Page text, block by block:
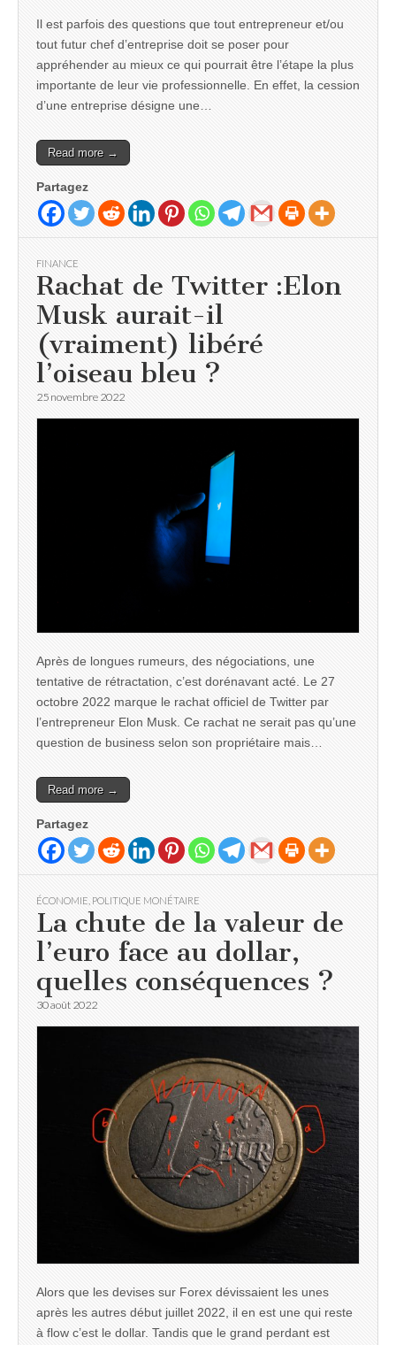
Il est parfois des questions que tout entrepreneur et/ou
tout futur chef d’entreprise doit se poser pour
appréhender au mieux ce qui pourrait être l’étape la plus
importante de leur vie professionnelle. En effet, la cession
d’une entreprise désigne une…
Read more →
Partagez
FINANCE
Rachat de Twitter :Elon
Musk aurait-il
(vraiment) libéré
l’oiseau bleu ?
25 novembre 2022
Après de longues rumeurs, des négociations, une
tentative de rétractation, c’est dorénavant acté. Le 27
octobre 2022 marque le rachat officiel de Twitter par
l’entrepreneur Elon Musk. Ce rachat ne serait pas qu’une
question de business selon son propriétaire mais…
Read more →
Partagez
ÉCONOMIE POLITIQUE MONÉTAIRE
La chute de la valeur de
l’euro face au dollar,
quelles conséquences ?
30 août 2022
Alors que les devises sur Forex dévissaient les unes
après les autres début juillet 2022, il en est une qui reste
à flow c’est le dollar. Tandis que le grand perdant est